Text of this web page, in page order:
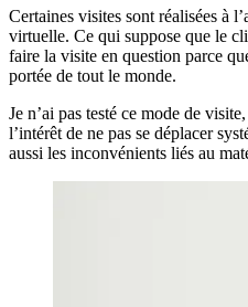
Certaines visites sont réalisées à
virtuelle. Ce qui suppose que le
faire la visite en question parce
portée de tout le monde.
Je n’ai pas testé ce mode de
l’intérêt de ne pas se déplacer
aussi les inconvénients liés au